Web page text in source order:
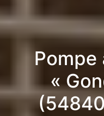
Pompe
«